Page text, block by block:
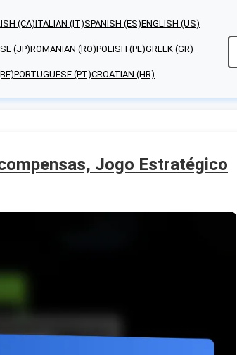
(CA)ITALIAN (IT)SPANISH (ES)ENGLISH (US)
(JP)ROMANIAN (RO)POLISH (PL)GREEK (GR)
PORTUGUESE (PT)CROATIAN (HR)
Jogo Estratégico